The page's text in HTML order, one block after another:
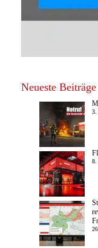
Neueste Beiträge
3.
8.